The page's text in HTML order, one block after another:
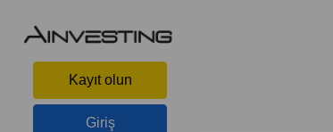
Kayıt olun
Giriş